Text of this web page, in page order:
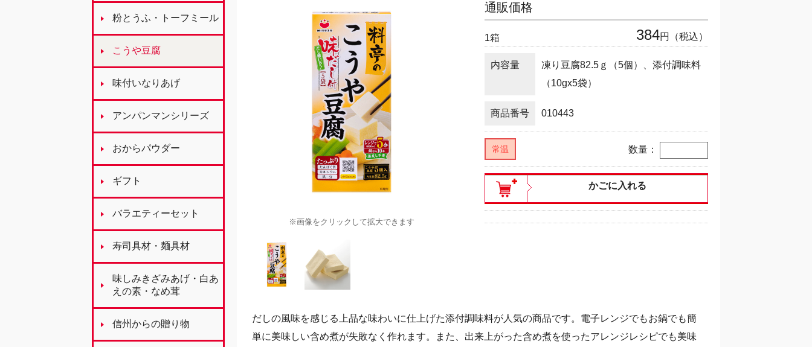
※画像をクリックして拡大できます
通販価格
1箱 384円（税込）
内容量
凍り豆腐82.5ｇ（5個）、添付調味料
（10gx5袋）
商品番号 010443
常温 数量：
かごに入れる
だしの風味を感じる上品な味わいに仕上げた添付調味料が人気の商品です。電子レンジでもお鍋でも簡
単に美味しい含め煮が失敗なく作れます。また、出来上がった含め煮を使ったアレンジレシピでも美味
粉とうふ・トーフミール
こうや豆腐
味付いなりあげ
アンパンマンシリーズ
おからパウダー
ギフト
バラエティーセット
寿司具材・麺具材
味しみきざみあげ・白あ
えの素・なめ茸
信州からの贈り物